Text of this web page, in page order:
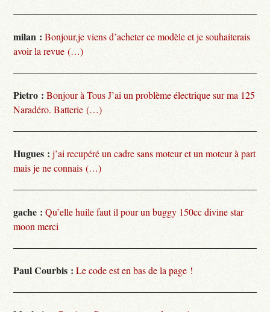
milan : Bonjour,je viens d’acheter ce modèle et je souhaiterais
avoir la revue (…)
Pietro : Bonjour à Tous J’ai un problème électrique sur ma 125
Naradéro. Batterie (…)
Hugues : j’ai recupéré un cadre sans moteur et un moteur à part
mais je ne connais (…)
gache : Qu’elle huile faut il pour un buggy 150cc divine star
moon merci
Paul Courbis : Le code est en bas de la page !